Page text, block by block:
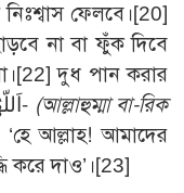
ফেলবে।[20]
না বা ফুঁক দিবে
দুধ পান করার
পর বলবে,اَللّهُمَّ بَارِكْ لَنَا فِيْهِ وَزِدْنَا مِنْهُ- (আল্লাহুম্মা বা-রিক
আল্লাহ! আমাদের
করে দাও’।[23]